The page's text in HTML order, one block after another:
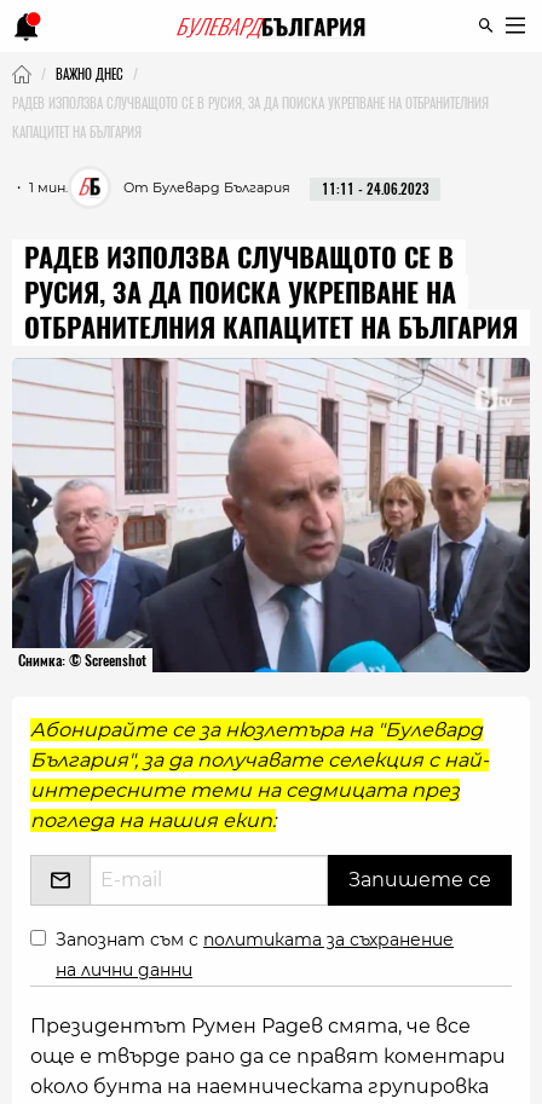
ВАЖНО ДНЕС
РАДЕВ ИЗПОЛЗВА СЛУЧВАЩОТО СЕ В РУСИЯ, ЗА ДА ПОИСКА УКРЕПВАНЕ НА ОТБРАНИТЕЛНИЯ
КАПАЦИТЕТ НА БЪЛГАРИЯ
・ 1 мин. От Булевард България 11:11 - 24.06.2023
РАДЕВ ИЗПОЛЗВА СЛУЧВАЩОТО СЕ В
РУСИЯ, ЗА ДА ПОИСКА УКРЕПВАНЕ НА
ОТБРАНИТЕЛНИЯ КАПАЦИТЕТ НА БЪЛГАРИЯ
Снимка: © Screenshot
Абонирайте се за нюзлетъра на "Булевард
България", за да получавате селекция с най-
интересните теми на седмицата през
погледа на нашия екип:
Запознат съм с политиката за съхранение
на лични данни
Президентът Румен Радев смята, че все
още е твърде рано да се правят коментари
около бунта на наемническата групировка